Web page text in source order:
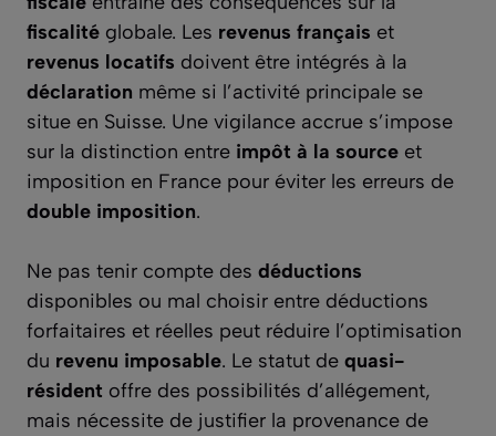
fiscalité globale. Les revenus français et
revenus locatifs doivent être intégrés à la
déclaration même si l’activité principale se
situe en Suisse. Une vigilance accrue s’impose
sur la distinction entre impôt à la source et
imposition en France pour éviter les erreurs de
double imposition.
Ne pas tenir compte des déductions
disponibles ou mal choisir entre déductions
forfaitaires et réelles peut réduire l’optimisation
du revenu imposable. Le statut de quasi-
résident offre des possibilités d’allégement,
mais nécessite de justifier la provenance de